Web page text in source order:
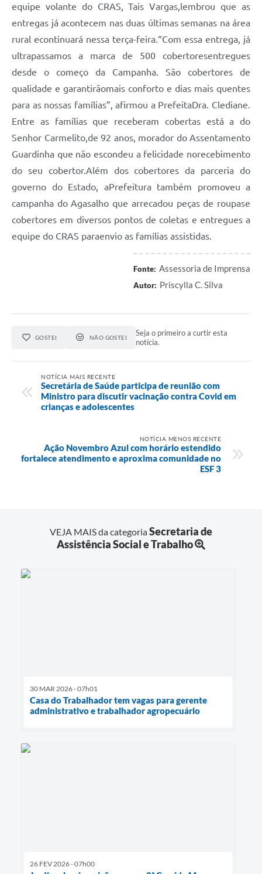
equipe volante do CRAS, Tais Vargas,lembrou que as
entregas já acontecem nas duas últimas semanas na área
rural econtinuará nessa terça-feira.“Com essa entrega, já
ultrapassamos a marca de 500 cobertoresentregues
desde o começo da Campanha. São cobertores de
qualidade e garantirãomais conforto e dias mais quentes
para as nossas famílias”, afirmou a PrefeitaDra. Clediane.
Entre as famílias que receberam cobertas está a do
Senhor Carmelito,de 92 anos, morador do Assentamento
Guardinha que não escondeu a felicidade norecebimento
do seu cobertor.Além dos cobertores da parceria do
governo do Estado, aPrefeitura também promoveu a
campanha do Agasalho que arrecadou peças de roupase
cobertores em diversos pontos de coletas e entregues a
equipe do CRAS paraenvio as famílias assistidas.
Fonte: Assessoria de Imprensa
Autor: Priscylla C. Silva
GOSTEI NÃO GOSTEI
Seja o primeiro a curtir esta
notícia.
NOTÍCIA MAIS RECENTE
Secretária de Saúde participa de reunião com
Ministro para discutir vacinação contra Covid em
crianças e adolescentes
NOTÍCIA MENOS RECENTE
Ação Novembro Azul com horário estendido
fortalece atendimento e aproxima comunidade no
ESF 3
VEJA MAIS da categoriaSecretaria de
Assistência Social e Trabalho
30 MAR 2026 - 07h01
Casa do Trabalhador tem vagas para gerente
administrativo e trabalhador agropecuário
26 FEV 2026 - 07h00